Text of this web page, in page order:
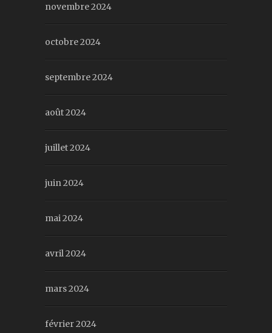
novembre 2024
octobre 2024
septembre 2024
août 2024
juillet 2024
juin 2024
mai 2024
avril 2024
mars 2024
février 2024